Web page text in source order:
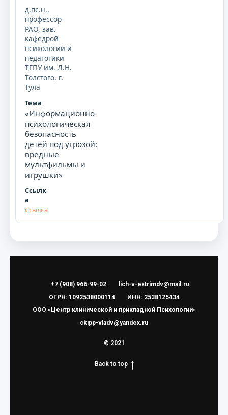
д.пс.н.,
профессор
РАО, зав.
кафедрой
психологии и
педагогики
ТГПУ им. Л.Н.
Толстого, г.
Тула
«Информационно-
психологическая
безопасность
детей под угрозой:
вредные
мультфильмы и
игрушки»
Ссылка
+7 (908) 966-99-02
lich-v-extrimdv@mail.ru
ОГРН: 1092538000114
ИНН: 2538125434
ООО «Центр клинической и прикладной Психологии»
ckipp-vladv@yandex.ru
© 2021
Back to top